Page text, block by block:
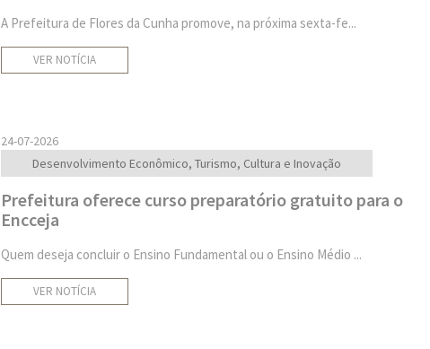
A Prefeitura de Flores da Cunha promove, na próxima sexta-fe...
VER NOTÍCIA
24-07-2026
Desenvolvimento Econômico, Turismo, Cultura e Inovação
Prefeitura oferece curso preparatório gratuito para o
Encceja
Quem deseja concluir o Ensino Fundamental ou o Ensino Médio ...
VER NOTÍCIA